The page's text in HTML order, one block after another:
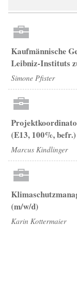
Kaufmännische
Leibniz-Instituts
Simone Pfister
(E13, 100%, befr.)
Marcus Kindlinger
(m/w/d)
Karin Kottermaier